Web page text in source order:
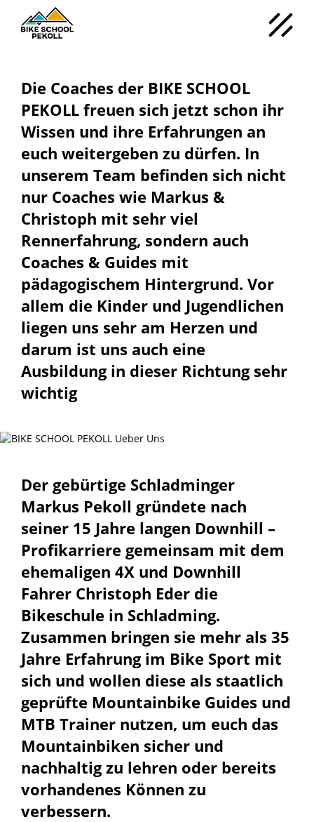
Die Coaches der BIKE SCHOOL
PEKOLL freuen sich jetzt schon ihr
Wissen und ihre Erfahrungen an
euch weitergeben zu dürfen. In
unserem Team befinden sich nicht
nur Coaches wie Markus &
Christoph mit sehr viel
Rennerfahrung, sondern auch
Coaches & Guides mit
pädagogischem Hintergrund. Vor
allem die Kinder und Jugendlichen
liegen uns sehr am Herzen und
darum ist uns auch eine
Ausbildung in dieser Richtung sehr
wichtig
Der gebürtige Schladminger
Markus Pekoll gründete nach
seiner 15 Jahre langen Downhill –
Profikarriere gemeinsam mit dem
ehemaligen 4X und Downhill
Fahrer Christoph Eder die
Bikeschule in Schladming.
Zusammen bringen sie mehr als 35
Jahre Erfahrung im Bike Sport mit
sich und wollen diese als staatlich
geprüfte Mountainbike Guides und
MTB Trainer nutzen, um euch das
Mountainbiken sicher und
nachhaltig zu lehren oder bereits
vorhandenes Können zu
verbessern.